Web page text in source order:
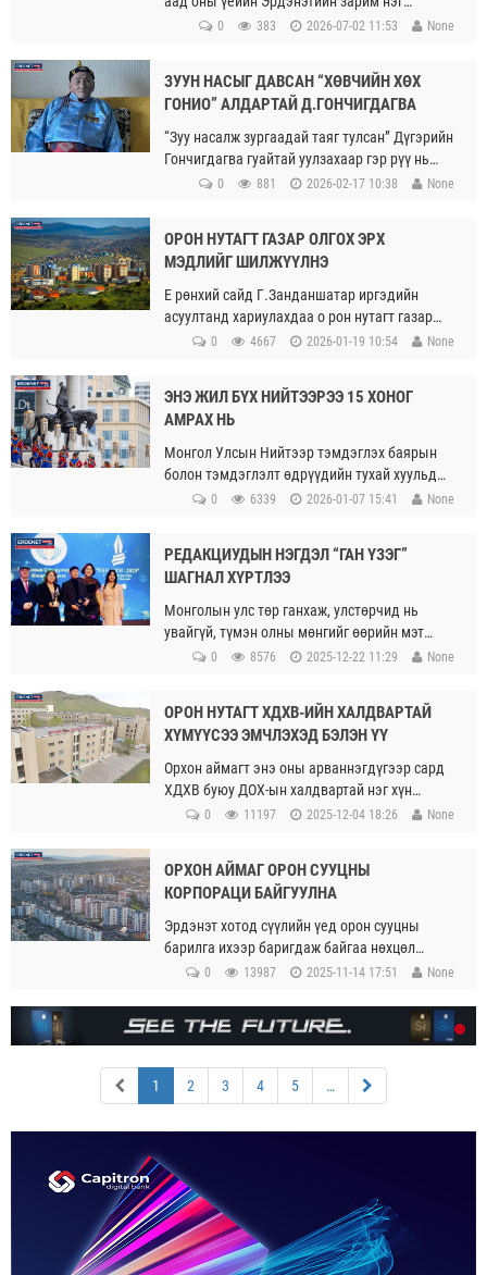
айлуудын авдарын мухарт байсан гэдгийг,
0 383 2026-07-02 11:53 None
ЗУУН НАСЫГ ДАВСАН “ХӨВЧИЙН ХӨХ
ГОНИО” АЛДАРТАЙ Д.ГОНЧИГДАГВА
“Зуу насалж зургаадай таяг тулсан” Дүгэрийн
Гончигдагва гуайтай уулзахаар гэр рүү нь
явж байхдаа баярлах бахдах сэтгэл төрж
0 881 2026-02-17 10:38 None
ОРОН НУТАГТ ГАЗАР ОЛГОХ ЭРХ
МЭДЛИЙГ ШИЛЖҮҮЛНЭ
Е рөнхий сайд Г.Занданшатар иргэдийн
асуултанд хариулахдаа о рон нутагт газар
олгох эрх мэдлийг шилжүүлж байна гэж
0 4667 2026-01-19 10:54 None
ЭНЭ ЖИЛ БҮХ НИЙТЭЭРЭЭ 15 ХОНОГ
АМРАХ НЬ
Монгол Улсын Нийтээр тэмдэглэх баярын
болон тэмдэглэлт өдрүүдийн тухай хуульд
зааснаар жил бүр тодорхой тэмдэглэлт
0 6339 2026-01-07 15:41 None
РЕДАКЦИУДЫН НЭГДЭЛ “ГАН ҮЗЭГ”
ШАГНАЛ ХҮРТЛЭЭ
Монголын улс төр ганхаж, улстөрчид нь
увайгүй, түмэн олны мөнгийг өөрийн мэт
дураар тонгочуулж, хуулийг гажуудуулж
мэдээллийнхэн гэдгийг бид харж байна.
0 8576 2025-12-22 11:29 None
ОРОН НУТАГТ ХДХВ-ИЙН ХАЛДВАРТАЙ
ХҮМҮҮСЭЭ ЭМЧЛЭХЭД БЭЛЭН ҮҮ
Орхон аймагт энэ оны арваннэгдүгээр сард
ХДХВ буюу ДОХ-ын халдвартай нэг хүн
илэрсэн тухай аймгийн Нийгэм эдийн
0 11197 2025-12-04 18:26 None
ОРХОН АЙМАГ ОРОН СУУЦНЫ
КОРПОРАЦИ БАЙГУУЛНА
Эрдэнэт хотод сүүлийн үед орон сууцны
барилга ихээр баригдаж байгаа нөхцөл
байдлатай уялдуулан төрөөс иргэдээ
найдвартай ажиллах тал дээр Орон сууцны
Корпораци байгуулах шаардлага гараад
0 13987 2025-11-14 17:51 None
1 (current)
2 3 4 5 …